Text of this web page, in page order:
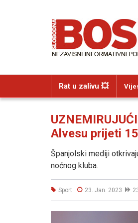
Rat u zalivu 💥
Alvesu prijeti
Španjolski mediji
noćnog kluba.
Sport 23. Jan. 2023